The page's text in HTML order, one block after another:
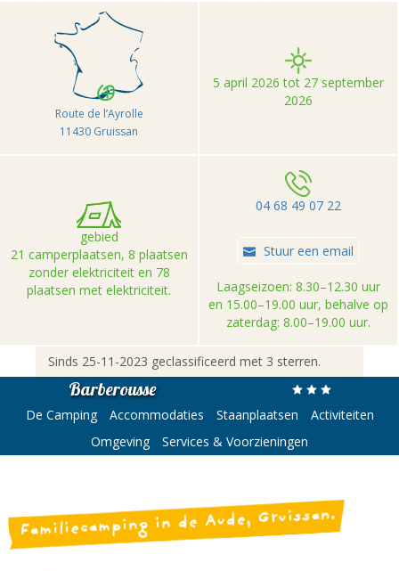
Route de l’Ayrolle
11430 Gruissan
5 april 2026 tot 27 september
2026
gebied
21 camperplaatsen, 8 plaatsen
zonder elektriciteit en 78
plaatsen met elektriciteit.
04 68 49 07 22
Stuur een email
Laagseizoen: 8.30–12.30 uur
en 15.00–19.00 uur, behalve op
zaterdag: 8.00–19.00 uur.
Sinds 25-11-2023 geclassificeerd met 3 sterren.
Barberousse
De Camping Accommodaties Staanplaatsen
Activiteiten
Omgeving
Services & Voorzieningen
Familiecamping in de Aude, Gruissan.